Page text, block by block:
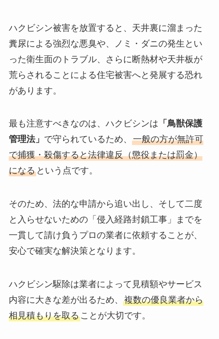
ハクビシン被害を放置すると、天井裏に溜まった
糞尿による強烈な悪臭や、ノミ・ダニの発生とい
った衛生面のトラブル、さらに断熱材や天井板が
荒らされることによる住宅被害へと発展する恐れ
があります。
最も注意すべきなのは、ハクビシンは 「鳥獣保護
管理法」 で守られているため、 一般の方が無許可
で捕獲・殺傷すると法律違反（懲役または罰金）
になるという点です。
そのため、法的な申請から追い出し、そして二度
と入らせないための「侵入経路封鎖工事」までを
一貫して請け負うプロの業者に依頼することが、
安心で確実な解決策となります。
ハクビシン駆除は業者によって見積額やサービス
内容に大きな差が出るため、 複数の優良業者から
相見積もりを取ることが大切です。